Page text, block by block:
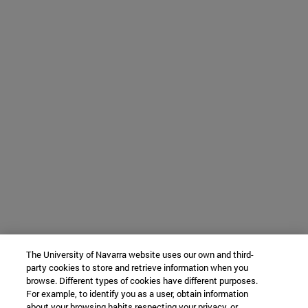
The University of Navarra website uses our own and third-
party cookies to store and retrieve information when you
browse. Different types of cookies have different purposes.
For example, to identify you as a user, obtain information